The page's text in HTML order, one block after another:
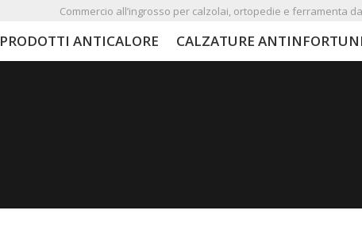
Commercio all’ingrosso per calzolai, ortopedie e ferramenta
PRODOTTI ANTICALORE CALZATURE